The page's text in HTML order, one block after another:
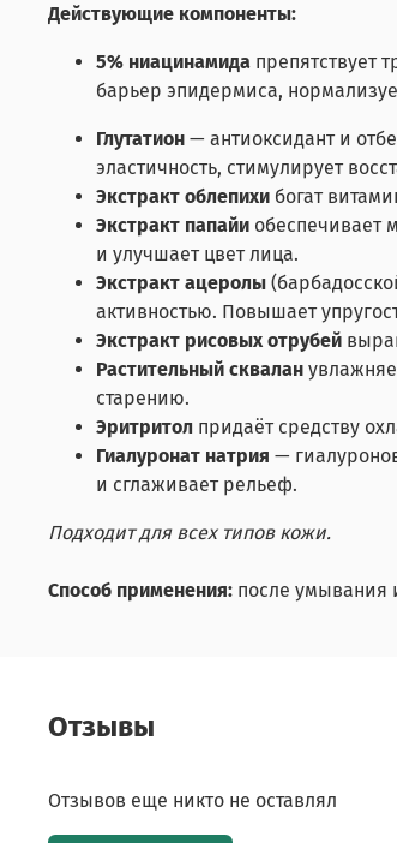
Действующие компоненты:
5% ниацинамида препятствует
барьер эпидермиса,
Глутатион — антиоксидант и
эластичность, стимулирует
Экстракт облепихи богат
Экстракт папайи обеспечивает
и улучшает цвет лица.
Экстракт ацеролы
активностью. Повышает
Экстракт рисовых отрубей
Растительный сквалан
старению.
Эритритол придаёт средству
Гиалуронат натрия —
и сглаживает рельеф.
Подходит для всех типов кожи.
Способ применения: после умывания
Отзывы
Отзывов еще никто не оставлял